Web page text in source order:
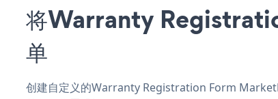
将Warranty
单
创建自定义的Warranty Registration Form